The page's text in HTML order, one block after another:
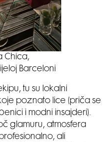
Chica,
Barceloni
tu su lokalni
poznato lice (priča se
i modni insajderi).
glamuru, atmosfera
ali